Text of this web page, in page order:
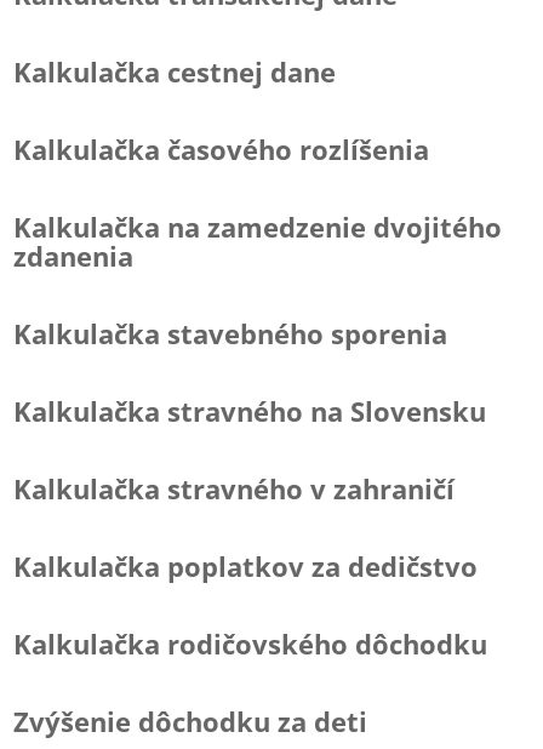
Kalkulačka cestnej dane
Kalkulačka časového rozlíšenia
Kalkulačka na zamedzenie dvojitého
zdanenia
Kalkulačka stavebného sporenia
Kalkulačka stravného na Slovensku
Kalkulačka stravného v zahraničí
Kalkulačka poplatkov za dedičstvo
Kalkulačka rodičovského dôchodku
Zvýšenie dôchodku za deti